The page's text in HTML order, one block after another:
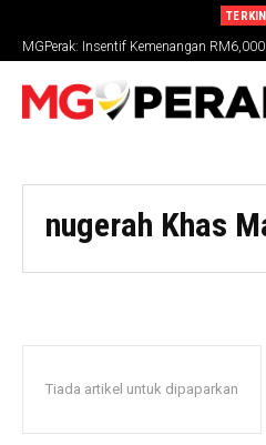
MGPerak: Insentif Kemenangan
SUKMA
nugerah Khas
Tiada artikel untuk dipaparkan